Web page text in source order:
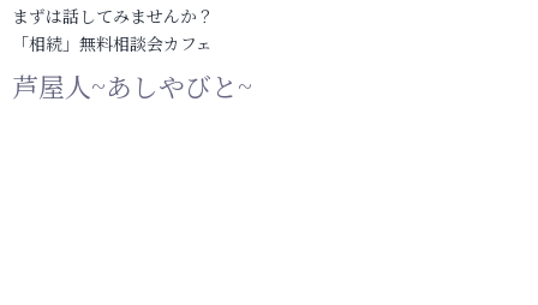
まずは話してみませんか？
「相続」無料相談会カフェ
芦屋人~あしやびと~